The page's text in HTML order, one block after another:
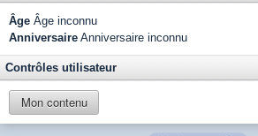
Âge Âge inconnu
Anniversaire Anniversaire inconnu
Contrôles utilisateur
Mon contenu